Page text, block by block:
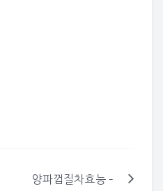
양파껍질차효능 –